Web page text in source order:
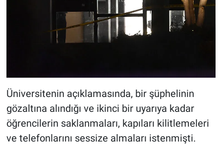
Üniversitenin açıklamasında, bir şüphelinin
gözaltına alındığı ve ikinci bir uyarıya kadar
öğrencilerin saklanmaları, kapıları kilitlemeleri
ve telefonlarını sessize almaları istenmişti.